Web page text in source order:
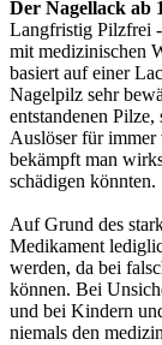
Der Nagellack ab
Langfristig Pilzfrei
mit medizinischen
basiert auf einer
Nagelpilz sehr
entstandenen
Auslöser für immer
bekämpft man
schädigen könnten.
Auf Grund des
Medikament
werden, da bei
können. Bei
und bei Kindern
niemals den